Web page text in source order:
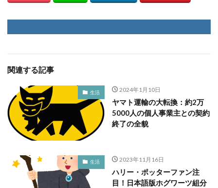
関連する記事
生活 2024年1月10日
ヤマト運輸の大転換：約2万
5000人の個人事業主との契約
終了の全貌
生活 2023年11月16日
ハリー・ポッターファン注
目！日本語版ホグワーツ組分